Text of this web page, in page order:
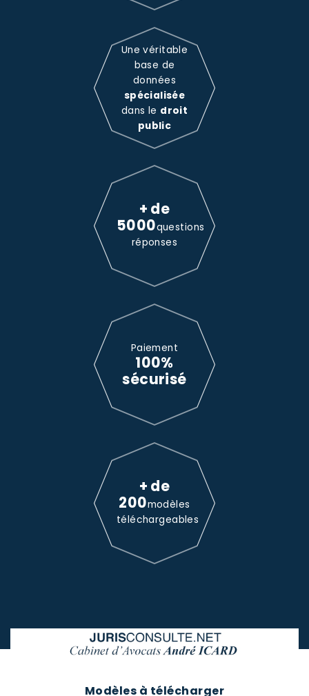
Une véritable
base de
données
spécialisée
dans le droit
public
+ de
5000questions
réponses
Paiement
100%
sécurisé
+ de
200modèles
téléchargeables
Modèles à télécharger